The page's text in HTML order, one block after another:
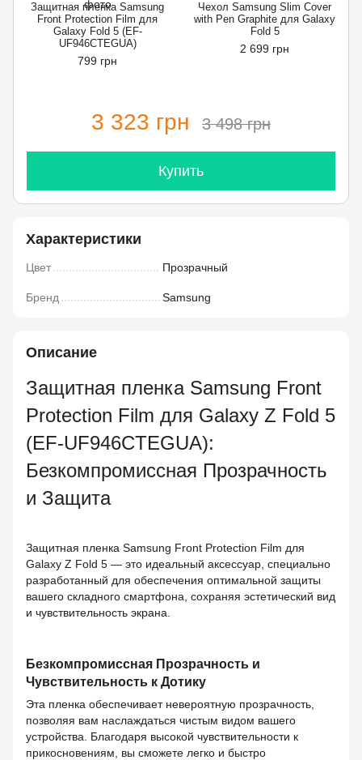
Защитная пленка Samsung
Front Protection Film для
Galaxy Fold 5 (EF-
UF946CTEGUA)
799 грн
Чехол Samsung Slim Cover
with Pen Graphite для Galaxy
Fold 5
2 699 грн
3 323 грн 3 498 грн
Купить
Характеристики
Цвет Прозрачный
Бренд Samsung
Описание
Защитная пленка Samsung Front
Protection Film для Galaxy Z Fold 5
(EF-UF946CTEGUA):
Безкомпромиссная Прозрачность
и Защита
Защитная пленка Samsung Front Protection Film для
Galaxy Z Fold 5 — это идеальный аксессуар, специально
разработанный для обеспечения оптимальной защиты
вашего складного смартфона, сохраняя эстетический вид
и чувствительность экрана.
Безкомпромиссная Прозрачность и
Чувствительность к Дотику
Эта пленка обеспечивает невероятную прозрачность,
позволяя вам наслаждаться чистым видом вашего
устройства. Благодаря высокой чувствительности к
прикосновениям, вы сможете легко и быстро